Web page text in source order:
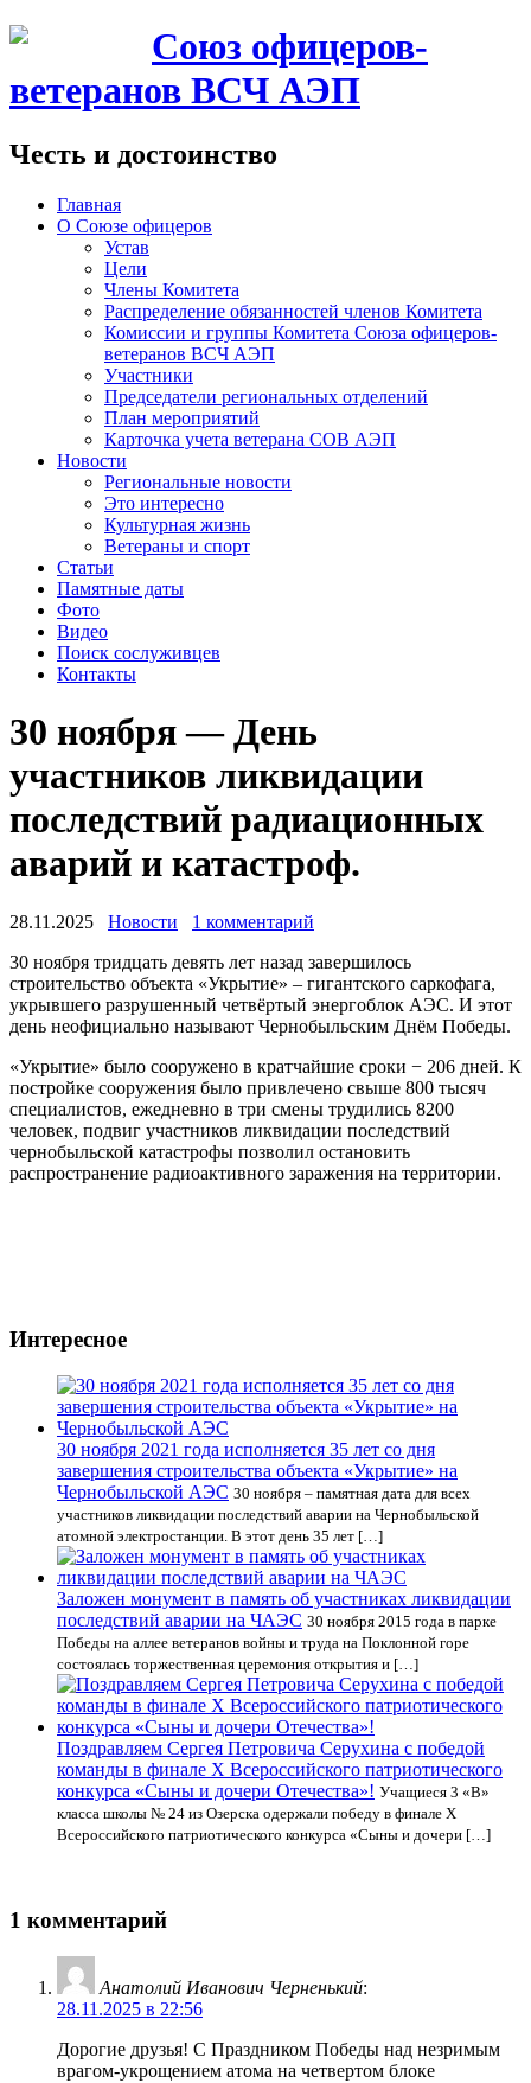
Союз офицеров-
ветеранов ВСЧ АЭП
Честь и достоинство
Главная
О Союзе офицеров
Устав
Цели
Члены Комитета
Распределение обязанностей членов Комитета
Комиссии и группы Комитета Союза офицеров-
ветеранов ВСЧ АЭП
Участники
Председатели региональных отделений
План мероприятий
Карточка учета ветерана CОВ АЭП
Новости
Региональные новости
Это интересно
Культурная жизнь
Ветераны и спорт
Статьи
Памятные даты
Фото
Видео
Поиск сослуживцев
Контакты
30 ноября — День
участников ликвидации
последствий радиационных
аварий и катастроф.
28.11.2025 Новости
1 комментарий
30 ноября тридцать девять лет назад завершилось
строительство объекта «Укрытие» – гигантского саркофага,
укрывшего разрушенный четвёртый энергоблок АЭС. И этот
день неофициально называют Чернобыльским Днём Победы.
«Укрытие» было сооружено в кратчайшие сроки − 206 дней. К
постройке сооружения было привлечено свыше 800 тысяч
специалистов, ежедневно в три смены трудились 8200
человек, подвиг участников ликвидации последствий
чернобыльской катастрофы позволил остановить
распространение радиоактивного заражения на территории.
Интересное
30 ноября 2021 года исполняется 35 лет со дня
завершения строительства объекта «Укрытие» на
Чернобыльской АЭС 30 ноября – памятная дата для всех
участников ликвидации последствий аварии на Чернобыльской
атомной электростанции. В этот день 35 лет […]
Заложен монумент в память об участниках ликвидации
последствий аварии на ЧАЭС 30 ноября 2015 года в парке
Победы на аллее ветеранов войны и труда на Поклонной горе
состоялась торжественная церемония открытия и […]
Поздравляем Сергея Петровича Серухина с победой
команды в финале X Всероссийского патриотического
конкурса «Сыны и дочери Отечества»! Учащиеся 3 «В»
класса школы № 24 из Озерска одержали победу в финале Х
Всероссийского патриотического конкурса «Сыны и дочери […]
1 комментарий
Анатолий Иванович Черненький:
28.11.2025 в 22:56
Дорогие друзья! С Праздником Победы над незримым
врагом-укрощением атома на четвертом блоке